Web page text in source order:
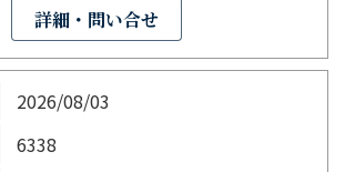
詳細・問い合せ
2026/08/03
6338